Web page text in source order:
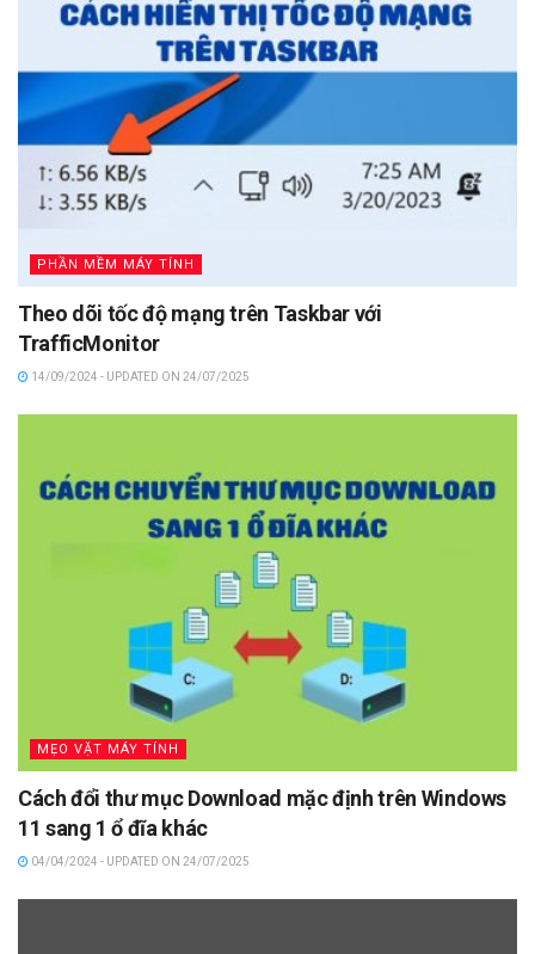
PHẦN MỀM MÁY TÍNH
Theo dõi tốc độ mạng trên Taskbar với
TrafficMonitor
14/09/2024 - UPDATED ON 24/07/2025
MẸO VẶT MÁY TÍNH
Cách đổi thư mục Download mặc định trên Windows
11 sang 1 ổ đĩa khác
04/04/2024 - UPDATED ON 24/07/2025